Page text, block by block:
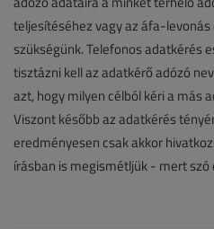
teljesítéséhez vagy az áfa-
szükségünk. Telefonos adatkérés
tisztázni kell az adatkérő adózó
azt, hogy milyen célból kéri a más
Viszont később az adatkérés
eredményesen csak akkor
írásban is megismétljük - mert szó